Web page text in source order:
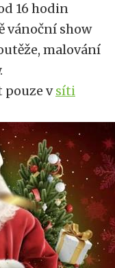
16 hodin
vánoční show
malování
pouze vsíti